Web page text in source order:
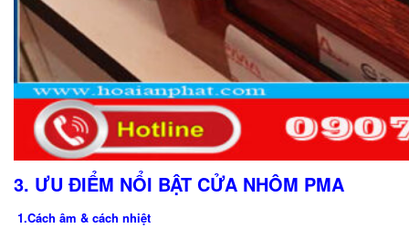
3. ƯU ĐIỂM NỔI BẬT CỬA NHÔM PMA
1.Cách âm & cách nhiệt